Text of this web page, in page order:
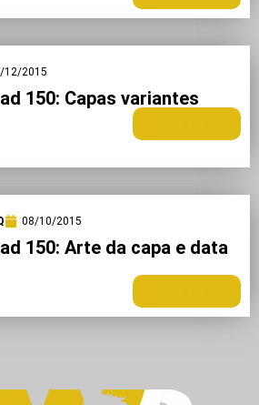
12/2015
150: Capas variantes
08/10/2015
150: Arte da capa e data